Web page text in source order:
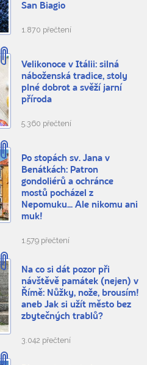
San Biagio
1.870 přečtení
Velikonoce v Itálii: silná
náboženská tradice, stoly
plné dobrot a svěží jarní
příroda
5.360 přečtení
Po stopách sv. Jana v
Benátkách: Patron
gondoliérů a ochránce
mostů pocházel z
Nepomuku... Ale nikomu ani
muk!
1.579 přečtení
Na co si dát pozor při
návštěvě památek (nejen) v
Římě: Nůžky, nože, brousím!
aneb Jak si užít město bez
zbytečných trablů?
3.042 přečtení